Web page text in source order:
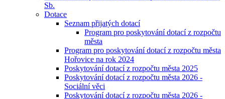
Sb.
Dotace
Seznam přijatých dotací
Program pro poskytování dotací z rozpočtu
města
Program pro poskytování dotací z rozpočtu města
Hořovice na rok 2024
Poskytování dotací z rozpočtu města 2025
Poskytování dotací z rozpočtu města 2026 -
Sociální věci
Poskytování dotací z rozpočtu města 2026 -